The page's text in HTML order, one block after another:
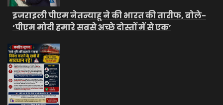
इजराइली पीएम नेतन्याहू ने की भारत की तारीफ, बोले-
‘पीएम मोदी हमारे सबसे अच्छे दोस्तों में से एक’